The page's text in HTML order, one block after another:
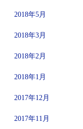
2018年5月
2018年3月
2018年2月
2018年1月
2017年12月
2017年11月